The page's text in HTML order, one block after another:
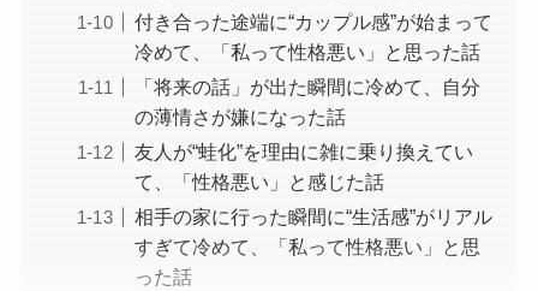
付き合った途端に“カップル感”が始まって
冷めて、「私って性格悪い」と思った話
「将来の話」が出た瞬間に冷めて、自分
の薄情さが嫌になった話
友人が“蛙化”を理由に雑に乗り換えてい
て、「性格悪い」と感じた話
相手の家に行った瞬間に“生活感”がリアル
すぎて冷めて、「私って性格悪い」と思
った話